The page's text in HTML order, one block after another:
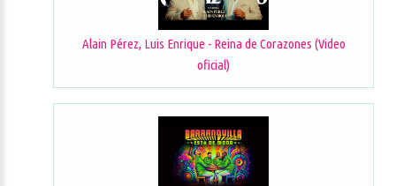
Alain Pérez, Luis Enrique - Reina de Corazones (Video
oficial)